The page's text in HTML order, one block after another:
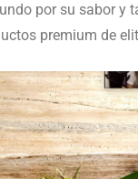
por su sabor y
premium de